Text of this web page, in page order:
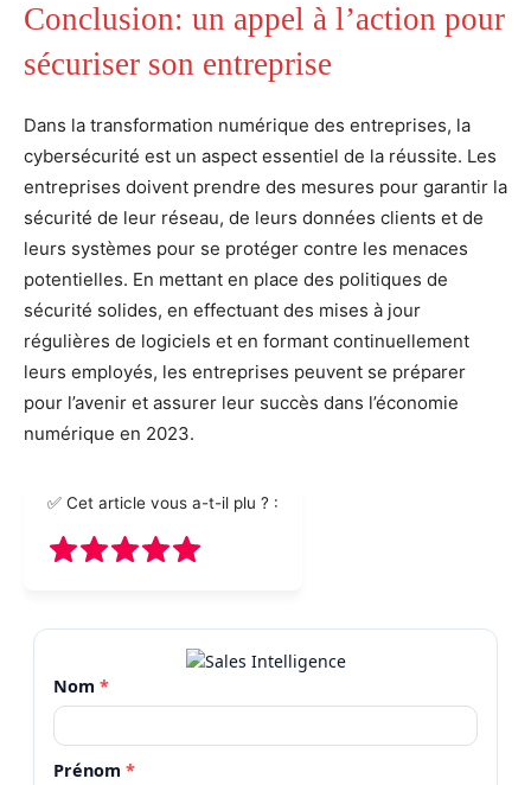
Conclusion: un appel à l’action pour
sécuriser son entreprise
Dans la transformation numérique des entreprises, la
cybersécurité est un aspect essentiel de la réussite. Les
entreprises doivent prendre des mesures pour garantir la
sécurité de leur réseau, de leurs données clients et de
leurs systèmes pour se protéger contre les menaces
potentielles. En mettant en place des politiques de
sécurité solides, en effectuant des mises à jour
régulières de logiciels et en formant continuellement
leurs employés, les entreprises peuvent se préparer
pour l’avenir et assurer leur succès dans l’économie
numérique en 2023.
✅ Cet article vous a-t-il plu ? :
Nom *
Prénom *